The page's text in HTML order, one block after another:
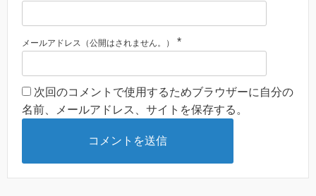
メールアドレス（公開はされません。） *
次回のコメントで使用するためブラウザーに自分の
名前、メールアドレス、サイトを保存する。